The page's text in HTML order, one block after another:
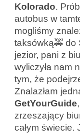
Kolorado.
autobus w
mogliśmy
taksówką🚕 do
jezior, pani z
wyliczyła nam
tym, że
Znalazłam
GetYourGuide
zrzeszający
całym świecie.